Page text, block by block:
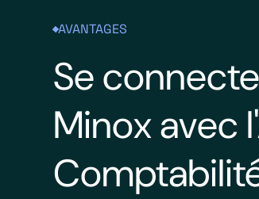
AVANTAGES
Se
Minox avec